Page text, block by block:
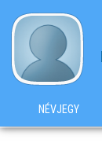
NÉVJEGY